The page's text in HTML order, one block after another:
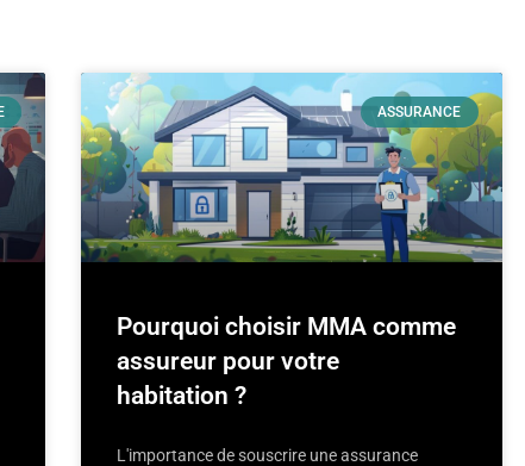
ASSURANCE
Pourquoi choisir MMA comme
assureur pour votre
habitation ?
L'importance de souscrire une assurance